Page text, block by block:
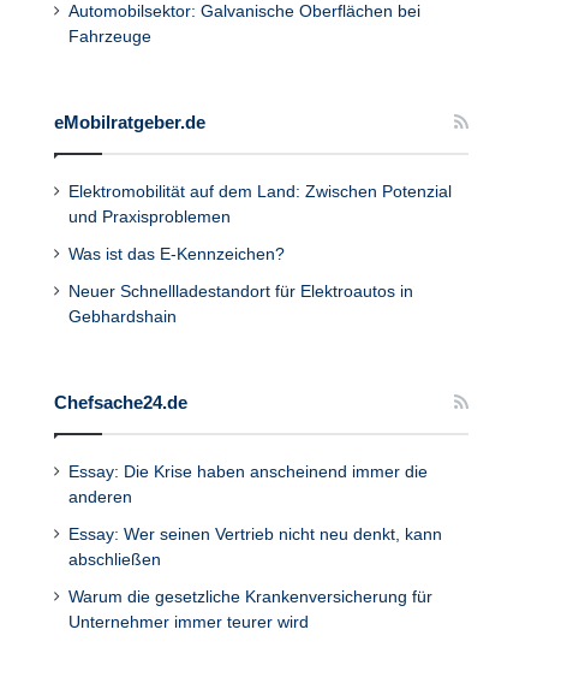
Automobilsektor: Galvanische Oberflächen bei
Fahrzeuge
eMobilratgeber.de
Elektromobilität auf dem Land: Zwischen Potenzial
und Praxisproblemen
Was ist das E-Kennzeichen?
Neuer Schnellladestandort für Elektroautos in
Gebhardshain
Chefsache24.de
Essay: Die Krise haben anscheinend immer die
anderen
Essay: Wer seinen Vertrieb nicht neu denkt, kann
abschließen
Warum die gesetzliche Krankenversicherung für
Unternehmer immer teurer wird